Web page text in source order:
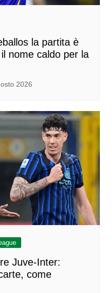
la partita è
nome caldo per la
2026
Juve-Inter:
come